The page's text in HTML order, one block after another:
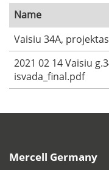
Name
Vaisiu 34A,
2021 02 14 Vaisiu
isvada_final.pdf
Mercell Germany